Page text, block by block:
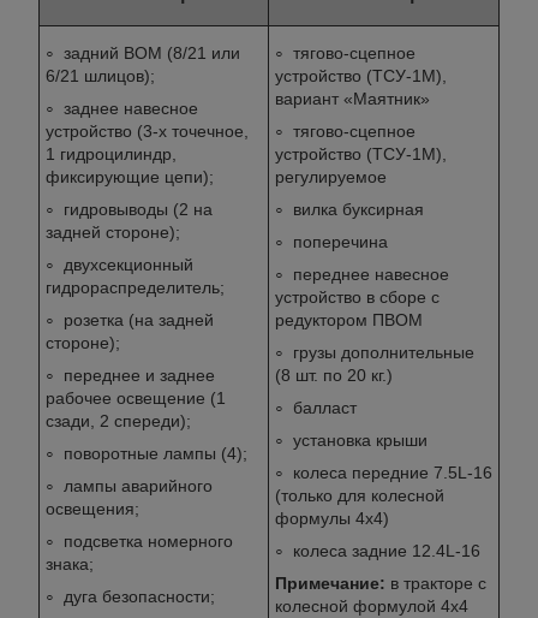
задний ВОМ (8/21 или
6/21 шлицов);
заднее навесное
устройство (3-х точечное,
1 гидроцилиндр,
фиксирующие цепи);
гидровыводы (2 на
задней стороне);
двухсекционный
гидрораспределитель;
розетка (на задней
стороне);
переднее и заднее
рабочее освещение (1
сзади, 2 спереди);
поворотные лампы (4);
лампы аварийного
освещения;
подсветка номерного
знака;
дуга безопасности;
тягово-сцепное
устройство (ТСУ-1М),
вариант «Маятник»
тягово-сцепное
устройство (ТСУ-1М),
регулируемое
вилка буксирная
поперечина
переднее навесное
устройство в сборе с
редуктором ПВОМ
грузы дополнительные
(8 шт. по 20 кг.)
балласт
установка крыши
колеса передние 7.5L-16
(только для колесной
формулы 4х4)
колеса задние 12.4L-16
Примечание: в тракторе с
колесной формулой 4х4